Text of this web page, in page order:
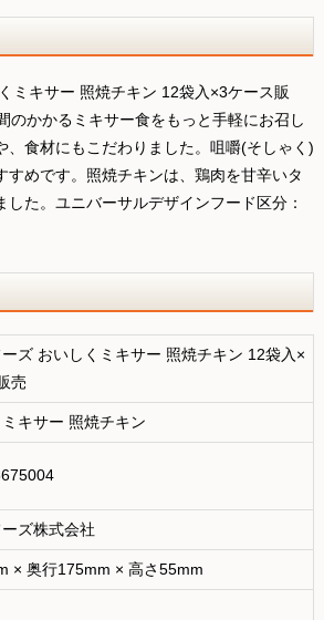
ミキサー 照焼チキン 12袋入×3ケース販
のかかるミキサー食をもっと手軽にお召し
、食材にもこだわりました。咀嚼(そしゃく)
すめです。照焼チキンは、鶏肉を甘辛いタ
した。ユニバーサルデザインフード区分：
ズ おいしくミキサー 照焼チキン 12袋入×
売
キサー 照焼チキン
ズ株式会社
× 奥行175mm × 高さ55mm